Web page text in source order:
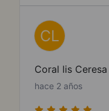
CL
Coral lis Ceresa
hace 2 años